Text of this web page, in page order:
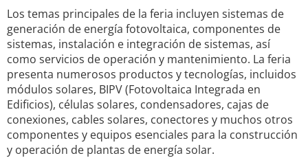
Los temas principales de la feria incluyen sistemas de
generación de energía fotovoltaica, componentes de
sistemas, instalación e integración de sistemas, así
como servicios de operación y mantenimiento. La feria
presenta numerosos productos y tecnologías, incluidos
módulos solares, BIPV (Fotovoltaica Integrada en
Edificios), células solares, condensadores, cajas de
conexiones, cables solares, conectores y muchos otros
componentes y equipos esenciales para la construcción
y operación de plantas de energía solar.